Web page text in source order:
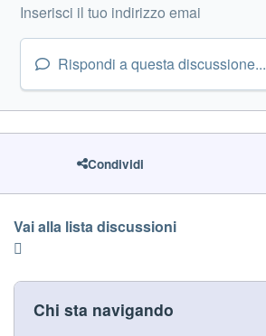
Rispondi a questa discussione...
Condividi
Vai alla lista discussioni
Chi sta navigando